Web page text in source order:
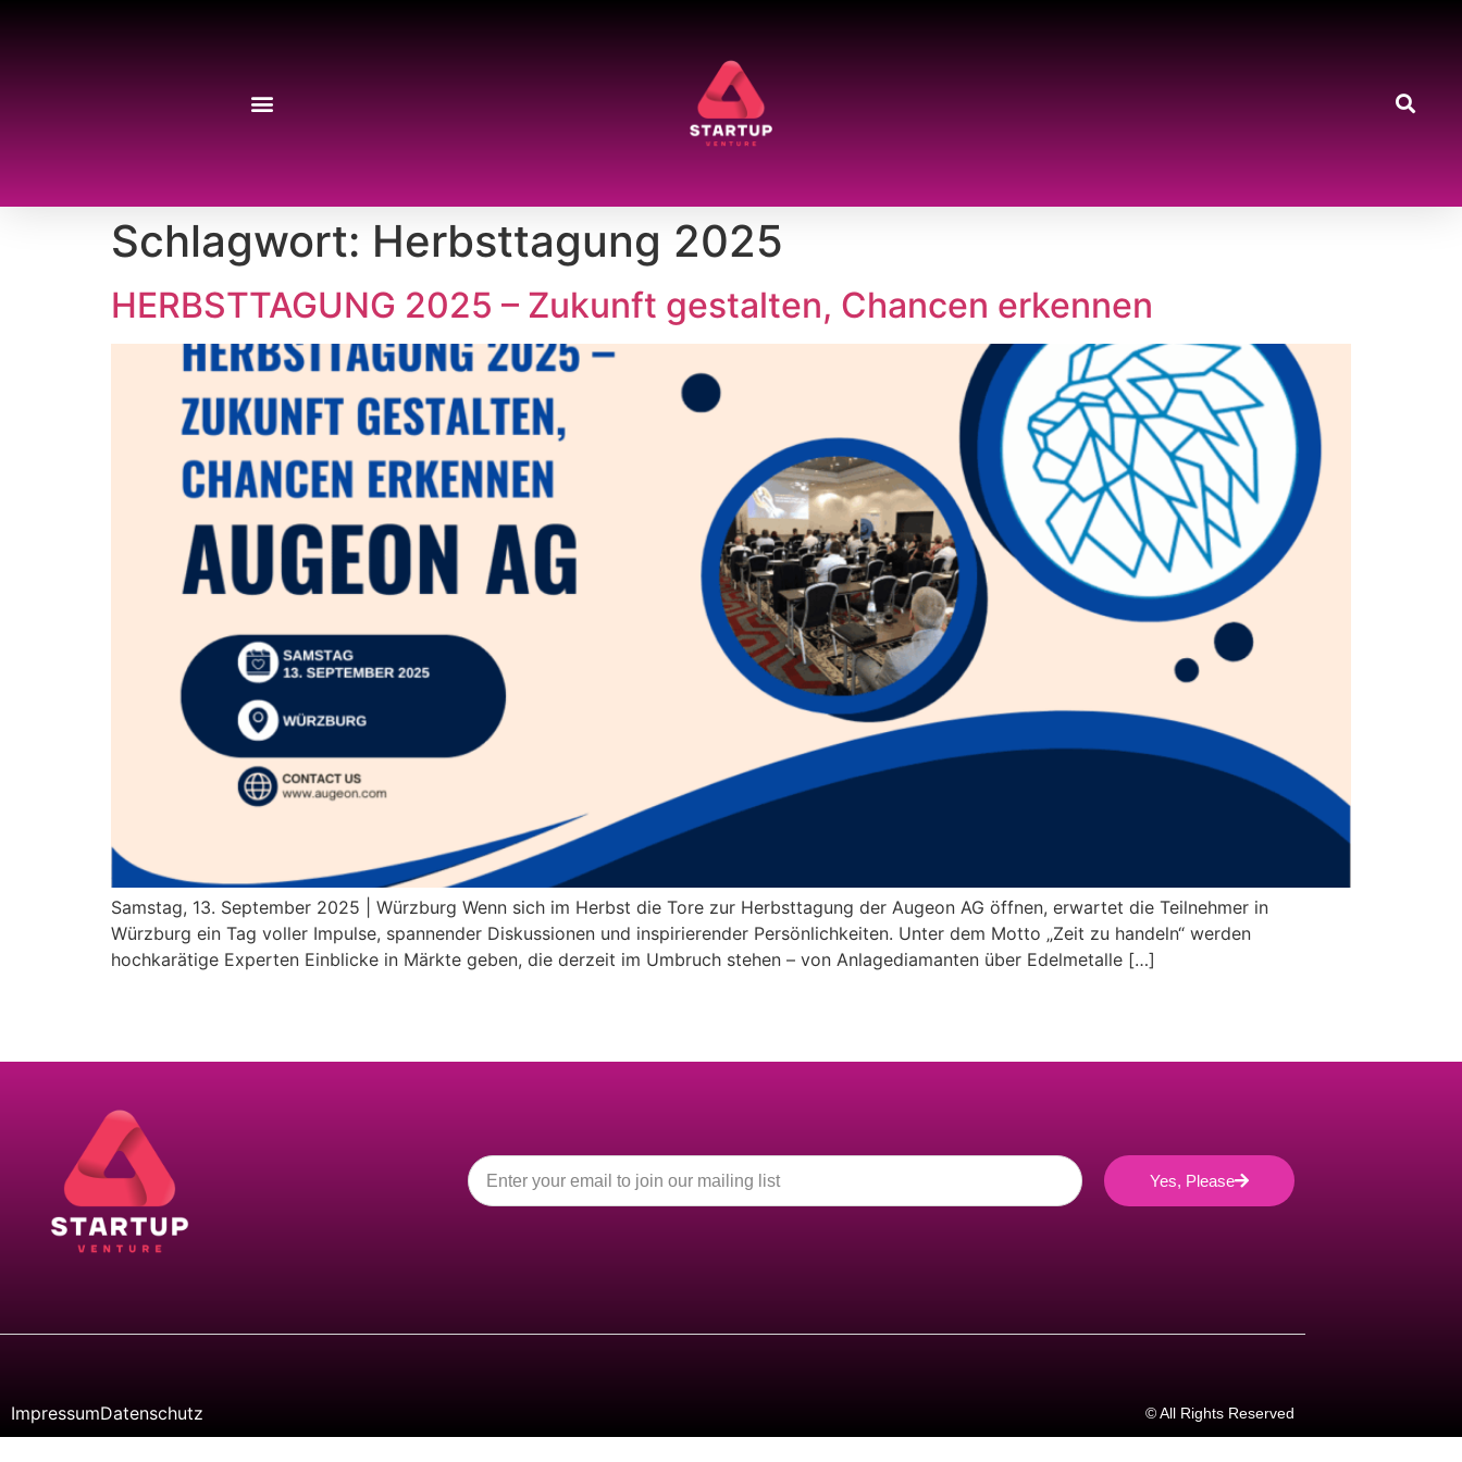
Schlagwort: Herbsttagung 2025
HERBSTTAGUNG 2025 – Zukunft gestalten, Chancen erkennen
Samstag, 13. September 2025 | Würzburg Wenn sich im Herbst die Tore zur Herbsttagung der Augeon AG öffnen, erwartet die Teilnehmer in
Würzburg ein Tag voller Impulse, spannender Diskussionen und inspirierender Persönlichkeiten. Unter dem Motto „Zeit zu handeln“ werden
hochkarätige Experten Einblicke in Märkte geben, die derzeit im Umbruch stehen – von Anlagediamanten über Edelmetalle […]
Yes, Please
ImpressumDatenschutz © All Rights Reserved